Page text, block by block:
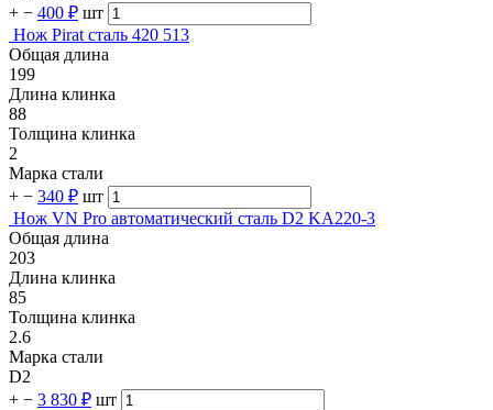
+ − 400 ₽ шт
Нож Pirat сталь 420 513
Общая длина
199
Длина клинка
88
Толщина клинка
2
Марка стали
+ − 340 ₽ шт
Нож VN Pro автоматический сталь D2 KA220-3
Общая длина
203
Длина клинка
85
Толщина клинка
2.6
Марка стали
D2
+ − 3 830 ₽ шт